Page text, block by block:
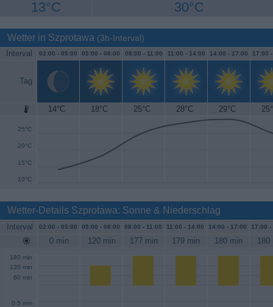
13°C 30°C
Wetter in Szprotawa (3h-Interval)
Interval 02:00 - 05:00 05:00 - 08:00 08:00 - 11:00 11:00 - 14:00 14:00 - 17:00 17:00
Tag
14°C 18°C 25°C 28°C 29°C
10°C
15°C
20°C
25°C
30°C
Wetter-Details Szprotawa: Sonne & Niederschlag
Interval 02:00 - 05:00 05:00 - 08:00 08:00 - 11:00 11:00 - 14:00 14:00 - 17:00 17:00 -
0 min 120 min 177 min 179 min 180 min 180
60 min
120 min
180 min
0.5 mm